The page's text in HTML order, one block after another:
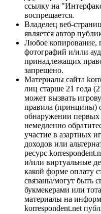
ссылку на
воспрещается.
Владелец веб-
является автор
Любое копирование,
фотографий и/или
принадлежащих
запрещено.
Материалы сайта
лиц старше 21 года
может вызвать
правила (принципы)
обнаружении первых
немедленно
участие в азартных
доходов или
ресурс
и/или виртуальные
какой форме оплату
связаны/могут быть
букмекерами или
материалы на
korrespondent.net